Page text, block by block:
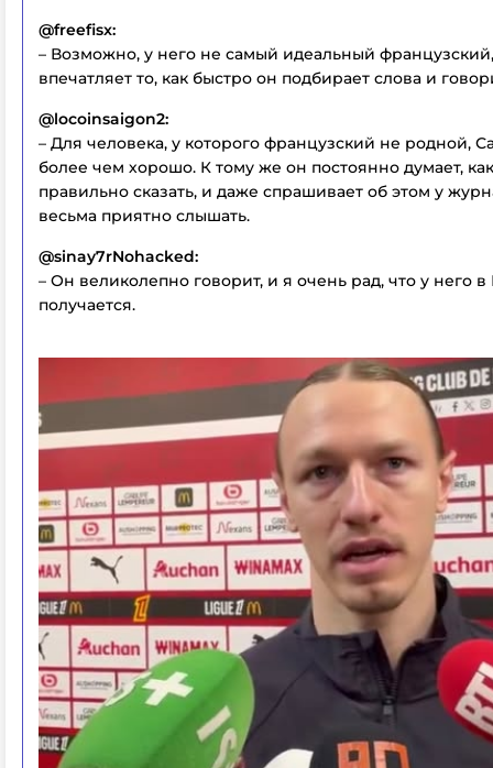
@freefisx:
– Возможно, у него не самый идеальный
впечатляет то, как быстро он подбирает слова и
@locoinsaigon2:
– Для человека, у которого французский не родной,
более чем хорошо. К тому же он постоянно думает,
правильно сказать, и даже спрашивает об этом у
весьма приятно слышать.
@sinay7rNohacked:
– Он великолепно говорит, и я очень рад, что у него
получается.